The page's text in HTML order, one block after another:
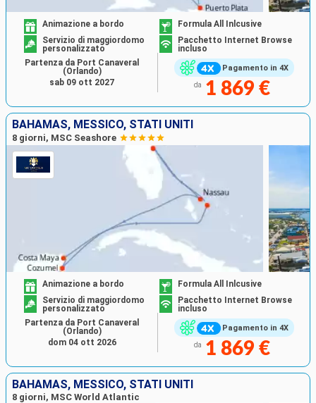
Pagamento in 4X
Animazione a bordo
Formula All Inlcusive
Servizio di maggiordomo
personalizzato
Pacchetto Internet Browse
incluso
da 1 869 €
Partenza da Port Canaveral
(Orlando)
sab 09 ott 2027
BAHAMAS, MESSICO, STATI UNITI
8 giorni, MSC Seashore
Pagamento in 4X
Animazione a bordo
Formula All Inlcusive
Servizio di maggiordomo
personalizzato
Pacchetto Internet Browse
incluso
da 1 869 €
Partenza da Port Canaveral
(Orlando)
dom 04 ott 2026
BAHAMAS, MESSICO, STATI UNITI
8 giorni, MSC World Atlantic